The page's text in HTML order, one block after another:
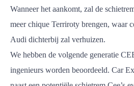
Wanneer het aankomt, zal de
meer chique Terriroty brengen, waar
Audi dichterbij zal verhuizen.
We hebben de volgende generatie
ingenieurs worden beoordeeld. Car